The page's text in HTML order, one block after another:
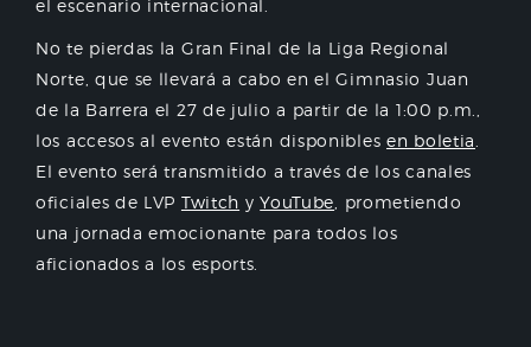
el escenario internacional.
No te pierdas la Gran Final de la Liga Regional
Norte, que se llevará a cabo en el Gimnasio Juan
de la Barrera el 27 de julio a partir de la 1:00 p.m.,
los accesos al evento están disponibles en boletia
El evento será transmitido a través de los canales
oficiales de LVP Twitch yYouTube , prometiendo
una jornada emocionante para todos los
aficionados a los esports.